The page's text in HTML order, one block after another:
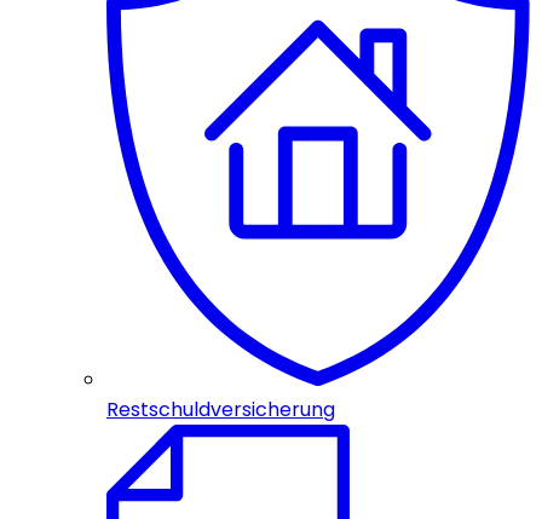
Restschuldversicherung